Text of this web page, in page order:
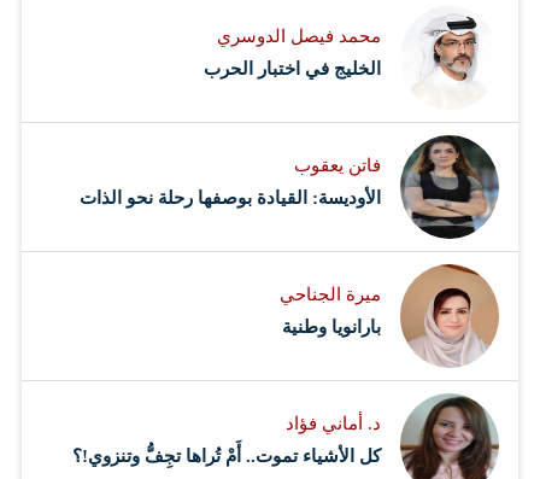
محمد فيصل الدوسري ​
‏الخليج في اختبار الحرب
فاتن يعقوب
الأوديسة: القيادة بوصفها رحلة نحو الذات
ميرة الجناحي
بارانويا وطنية
د. أماني فؤاد
كل الأشياء تموت.. أَمْ تُراها تجِفُّ وتنزوي!؟